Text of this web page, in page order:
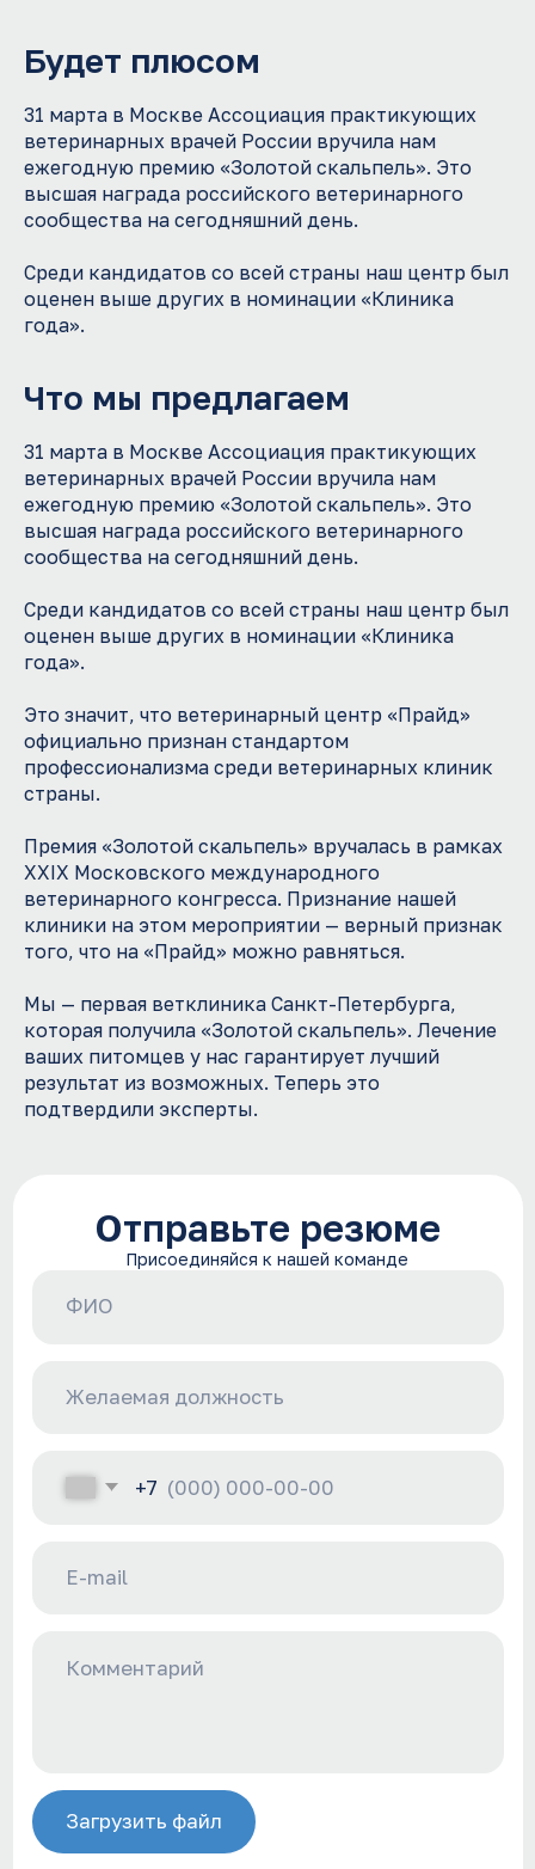
Будет плюсом
31 марта в Москве Ассоциация практикующих
ветеринарных врачей России вручила нам
ежегодную премию «Золотой скальпель». Это
высшая награда российского ветеринарного
сообщества на сегодняшний день.
Среди кандидатов со всей страны наш центр был
оценен выше других в номинации «Клиника
года».
Что мы предлагаем
31 марта в Москве Ассоциация практикующих
ветеринарных врачей России вручила нам
ежегодную премию «Золотой скальпель». Это
высшая награда российского ветеринарного
сообщества на сегодняшний день.
Среди кандидатов со всей страны наш центр был
оценен выше других в номинации «Клиника
года».
Это значит, что ветеринарный центр «Прайд»
официально признан стандартом
профессионализма среди ветеринарных клиник
страны.
Премия «Золотой скальпель» вручалась в рамках
XXIX Московского международного
ветеринарного конгресса. Признание нашей
клиники на этом мероприятии — верный признак
того, что на «Прайд» можно равняться.
Мы — первая ветклиника Санкт-Петербурга,
которая получила «Золотой скальпель». Лечение
ваших питомцев у нас гарантирует лучший
результат из возможных. Теперь это
подтвердили эксперты.
Отправьте резюме
Присоединяйся к нашей команде
ФИО
Желаемая должность
+7
Загрузить файл
Отправить резюме
Mail
+7 (981) 106-26-61
rabota@oncovet.ru
Ветеринарные госпитали “Прайд”
Политика обработки персональных данных
Образовательный центр
Оставить резюме